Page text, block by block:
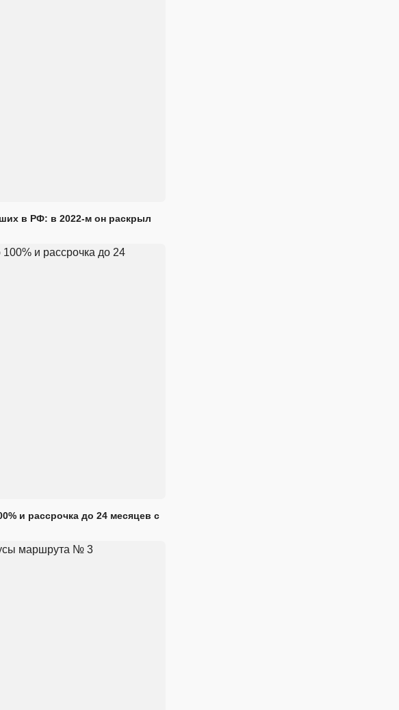
в РФ: в 2022-м он раскрыл
и рассрочка до 24 месяцев с